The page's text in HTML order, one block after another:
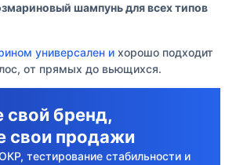
шампунь для всех типов
универсален и хорошо подходит
от прямых до вьющихся.
свой бренд,
свои продажи
тестирование стабильности и